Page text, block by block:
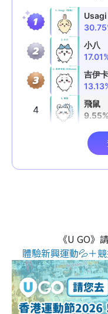
《U GO》
體驗新興運動💦＋